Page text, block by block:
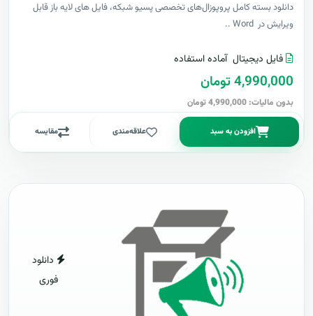
دانلود بسته کامل پروپوزال‌های تخصصی پسیو شبکه، فایل های لایه باز قابل
ویرایش در Word ..
فایل دیجیتال آماده استفاده
4,990,000 تومان
بدون مالیات: 4,990,000 تومان
افزودن به سبد علاقه‌مندی مقایسه
دانلود
فوری